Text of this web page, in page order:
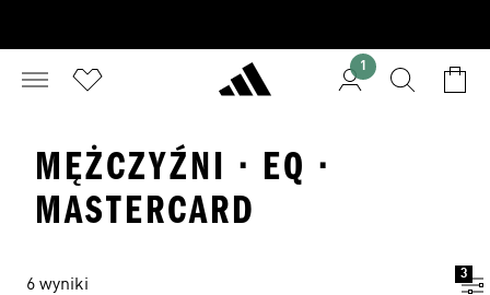
1
MĘŻCZYŹNI · EQ ·
MASTERCARD
6 wyniki
3